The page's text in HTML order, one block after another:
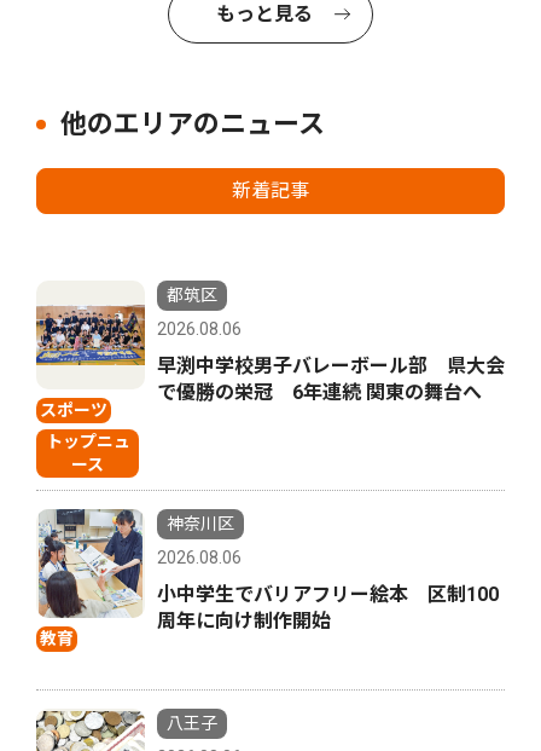
もっと見る
他のエリアのニュース
新着記事
スポーツ
トップニュ
ース
都筑区
2026.08.06
早渕中学校男子バレーボール部 県大会
で優勝の栄冠 6年連続 関東の舞台へ
教育
神奈川区
2026.08.06
小中学生でバリアフリー絵本 区制100
周年に向け制作開始
八王子